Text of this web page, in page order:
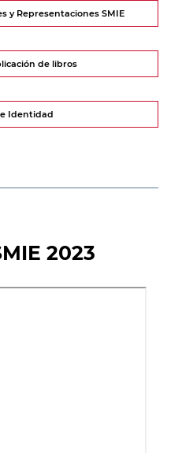
y Representaciones SMIE
de libros
Identidad
2023